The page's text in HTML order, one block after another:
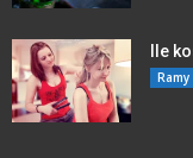
Ile